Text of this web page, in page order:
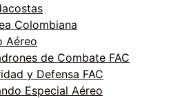
Colombiana
Aéreo
de Combate FAC
y Defensa FAC
Especial Aéreo